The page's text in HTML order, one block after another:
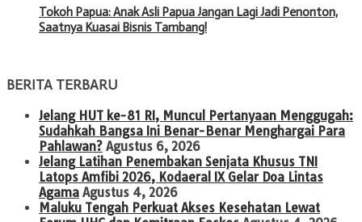
Tokoh Papua: Anak Asli Papua Jangan Lagi Jadi Penonton,
Saatnya Kuasai Bisnis Tambang!
BERITA TERBARU
Jelang HUT ke-81 RI, Muncul Pertanyaan Menggugah:
Sudahkah Bangsa Ini Benar-Benar Menghargai Para
Pahlawan? Agustus 6, 2026
Jelang Latihan Penembakan Senjata Khusus TNI
Latops Amfibi 2026, Kodaeral IX Gelar Doa Lintas
Agama Agustus 4, 2026
Maluku Tengah Perkuat Akses Kesehatan Lewat